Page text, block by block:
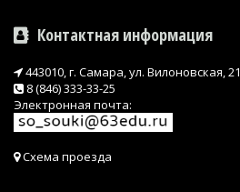
Контактная информация
443010, г. Самара, ул. Вилоновская, 21
8 (846) 333-33-25
Электронная почта:
Схема проезда